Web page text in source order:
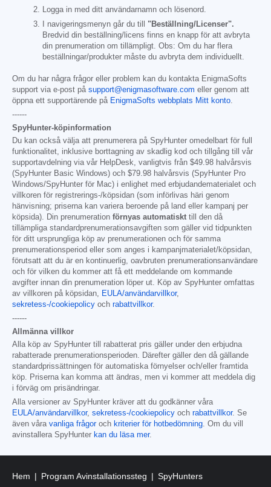
Logga in med ditt användarnamn och lösenord.
I navigeringsmenyn går du till "Beställning/Licenser".
Bredvid din beställning/licens finns en knapp för att avbryta
din prenumeration om tillämpligt. Obs: Om du har flera
beställningar/produkter måste du avbryta dem individuellt.
Om du har några frågor eller problem kan du kontakta EnigmaSofts
support via e-post på support@enigmasoftware.com eller genom att
öppna ett supportärende på EnigmaSofts webbplats Mitt konto.
------
SpyHunter-köpinformation
Du kan också välja att prenumerera på SpyHunter omedelbart för full
funktionalitet, inklusive borttagning av skadlig kod och tillgång till vår
supportavdelning via vår HelpDesk, vanligtvis från $49.98 halvårsvis
(SpyHunter Basic Windows) och $79.98 halvårsvis (SpyHunter Pro
Windows/SpyHunter för Mac) i enlighet med erbjudandematerialet och
villkoren för registrerings-/köpsidan (som införlivas häri genom
hänvisning; priserna kan variera beroende på land eller kampanj per
köpsida). Din prenumeration förnyas automatiskt till den då
tillämpliga standardprenumerationsavgiften som gäller vid tidpunkten
för ditt ursprungliga köp av prenumerationen och för samma
prenumerationsperiod eller som anges i kampanjmaterialet/köpsidan,
förutsatt att du är en kontinuerlig, oavbruten prenumerationsanvändare
och för vilken du kommer att få ett meddelande om kommande
avgifter innan din prenumeration löper ut. Köp av SpyHunter omfattas
av villkoren på köpsidan, EULA/användarvillkor,
sekretess-/cookiepolicy och rabattvillkor.
------
Allmänna villkor
Alla köp av SpyHunter till rabatterat pris gäller under den erbjudna
rabatterade prenumerationsperioden. Därefter gäller den då gällande
standardprissättningen för automatiska förnyelser och/eller framtida
köp. Priserna kan komma att ändras, men vi kommer att meddela dig
i förväg om prisändringar.
Alla versioner av SpyHunter kräver att du godkänner våra
EULA/användarvillkor, sekretess-/cookiepolicy och rabattvillkor. Se
även våra vanliga frågoroch kriterier för hotbedömning. Om du vill
avinstallera SpyHunter kan du läsa mer.
Hem Program Avinstallationssteg SpyHunters